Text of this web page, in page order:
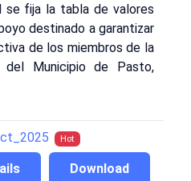
se fija la tabla de valores
destinado a garantizar
de los miembros de la
Municipio de Pasto,
Hot
Download